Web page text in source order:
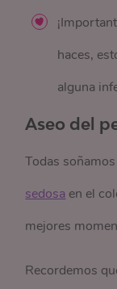
haces,
alguna
Aseo del
Todas
sedosa en el
mejores
Recordemos